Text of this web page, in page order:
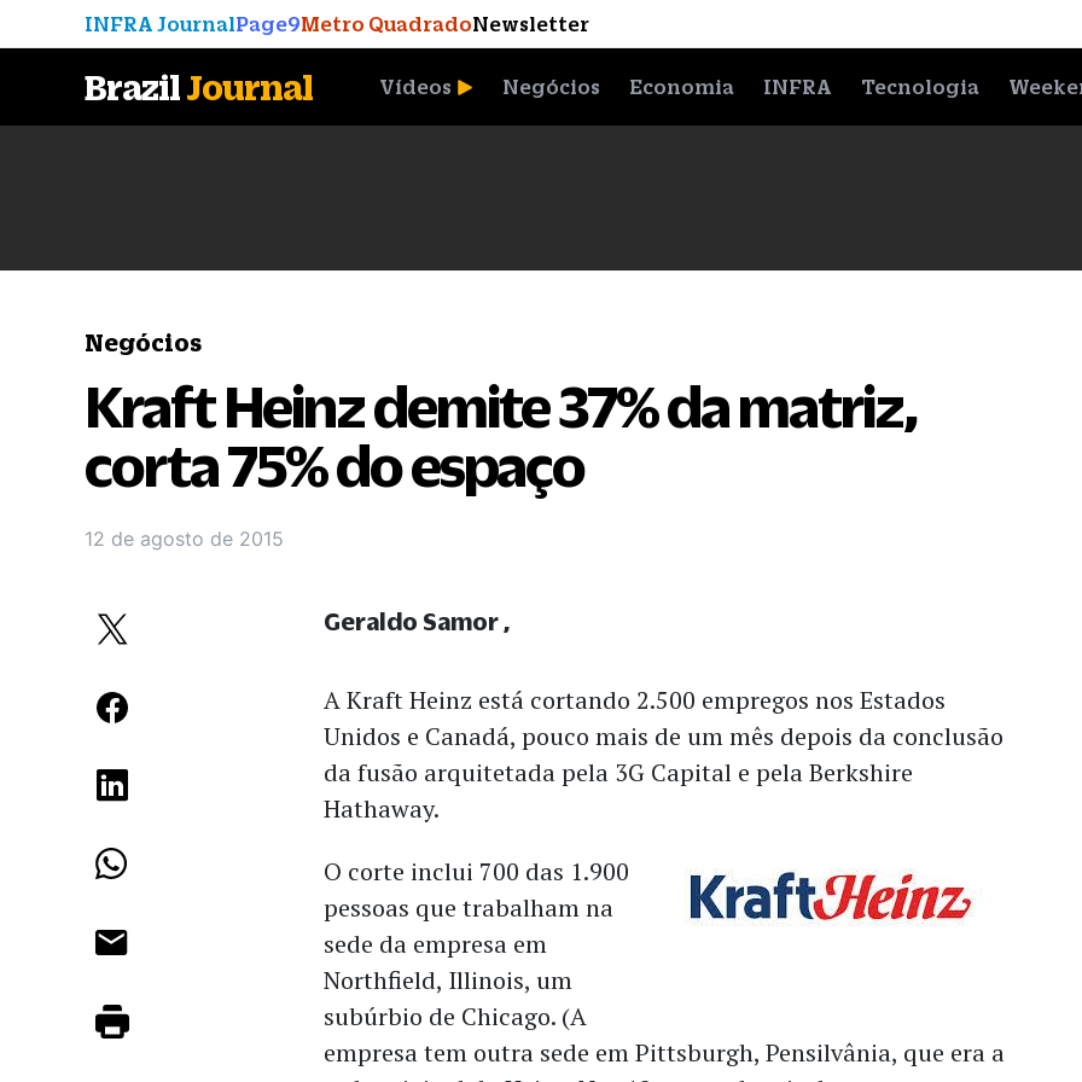
INFRA JournalPage9Metro QuadradoNewsletter
BrazilJournal Vídeos Negócios Economia INFRA Tecnologia
Negócios
Kraft Heinz demite 37% da matriz,
corta 75% do espaço
12 de agosto de 2015
A Kraft Heinz está cortando 2.500 empregos nos Estados
Unidos e Canadá, pouco mais de um mês depois da conclusão
da fusão arquitetada pela 3G Capital e pela Berkshire
Hathaway.
O corte inclui 700 das 1.900
pessoas que trabalham na
sede da empresa em
Northfield, Illinois, um
subúrbio de Chicago. (A
empresa tem outra sede em Pittsburgh, Pensilvânia, que era a
Geraldo Samor